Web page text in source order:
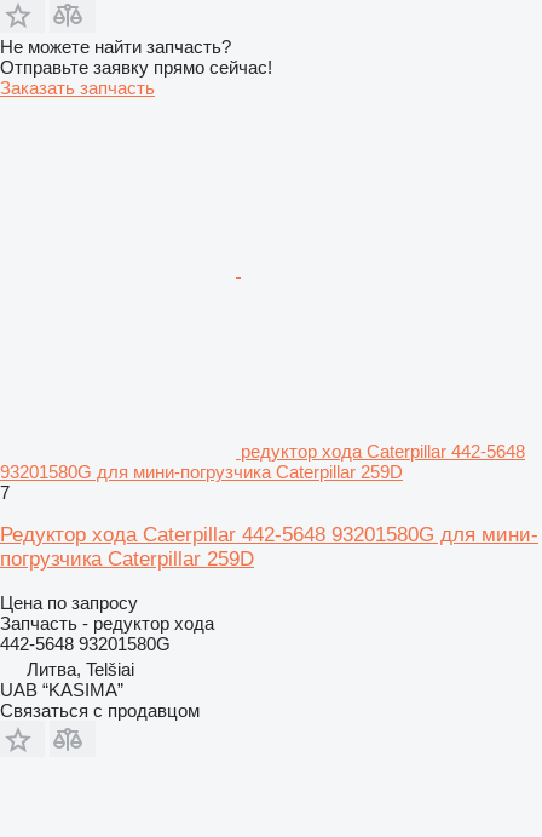
Не можете найти запчасть?
Отправьте заявку прямо сейчас!
Заказать запчасть
редуктор хода Caterpillar 442-5648
93201580G для мини-погрузчика Caterpillar 259D
7
Редуктор хода Caterpillar 442-5648 93201580G для мини-
погрузчика Caterpillar 259D
Цена по запросу
Запчасть - редуктор хода
442-5648 93201580G
Литва, Telšiai
UAB “KASIMA”
Связаться с продавцом